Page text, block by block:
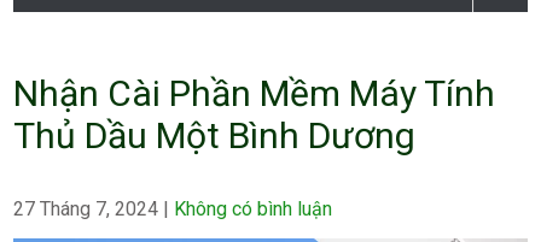
Nhận Cài Phần Mềm Máy Tính
Thủ Dầu Một Bình Dương
27 Tháng 7, 2024 | Không có bình luận